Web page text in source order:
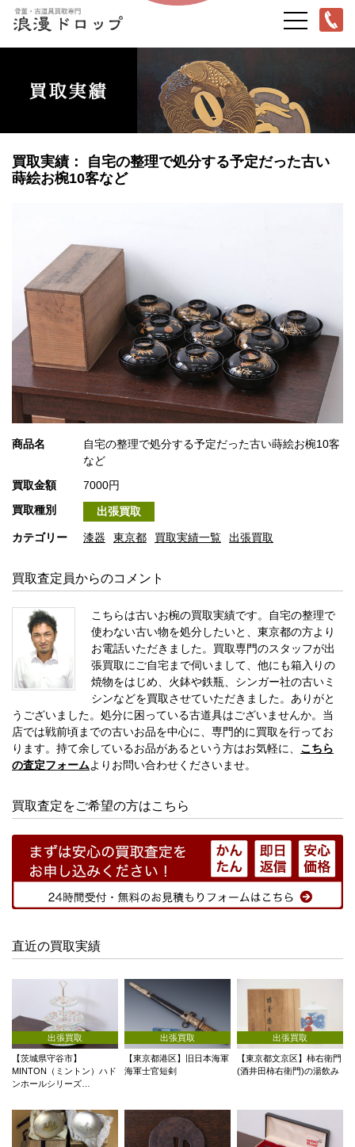
買取実績： 自宅の整理で処分する予定だった古い
蒔絵お椀10客など
商品名
自宅の整理で処分する予定だった古い蒔絵お椀10客
など
買取金額
7000円
買取種別
出張買取
カテゴリー 漆器 東京都 買取実績一覧 出張買取
買取査定員からのコメント
こちらは古いお椀の買取実績です。自宅の整理で
使わない古い物を処分したいと、東京都の方より
お電話いただきました。買取専門のスタッフが出
張買取にご自宅まで伺いまして、他にも箱入りの
焼物をはじめ、火鉢や鉄瓶、シンガー社の古いミ
シンなどを買取させていただきました。ありがと
うございました。処分に困っている古道具はございませんか。当
店では戦前頃までの古いお品を中心に、専門的に買取を行ってお
ります。持て余しているお品があるという方はお気軽に、 こちら
の査定フォームよりお問い合わせくださいませ。
買取査定をご希望の方はこちら
直近の買取実績
出張買取
【茨城県守谷市】
MINTON（ミントン）ハド
ンホールシリーズ…
出張買取
【東京都港区】旧日本海軍
海軍士官短剣
出張買取
【東京都文京区】柿右衛門
(酒井田柿右衛門)の湯飲み